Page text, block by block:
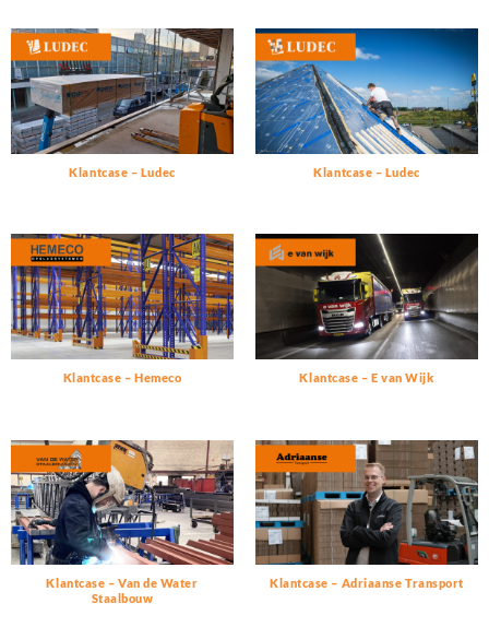
Klantcase – Ludec Klantcase – Ludec
Klantcase – Hemeco Klantcase – E van Wijk
Klantcase – Van de Water
Staalbouw
Klantcase – Adriaanse Transport